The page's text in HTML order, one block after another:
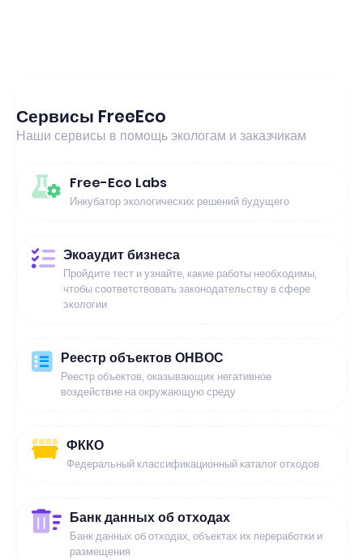
Сервисы FreeEco
Наши сервисы в помощь экологам и заказчикам
Free-Eco Labs
Инкубатор экологических решений будущего
Экоаудит бизнеса
Пройдите тест и узнайте, какие работы необходимы,
чтобы соответствовать законодательству в сфере
экологии
Реестр объектов ОНВОС
Реестр объектов, оказывающих негативное
воздействие на окружающую среду
ФККО
Федеральный классификационный каталог отходов
Банк данных об отходах
Банк данных об отходах, объектах их переработки и
размещения